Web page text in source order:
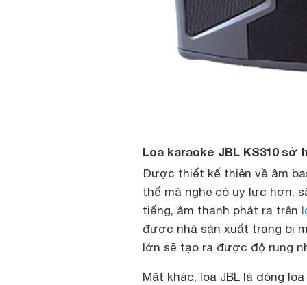
Loa karaoke JBL KS310 sở
Được thiết kế thiên về âm
thế mà nghe có uy lực hơn,
tiếng, âm thanh phát ra trên
được nhà sản xuất trang bị
lớn sẽ tạo ra được độ rung
Mặt khác, loa JBL là dòng